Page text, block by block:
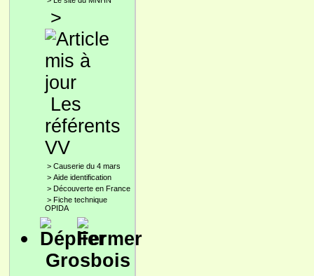
>
Les
référents
VV
> Causerie du 4 mars
> Aide identification
> Découverte en France
> Fiche technique
OPIDA
Grosbois